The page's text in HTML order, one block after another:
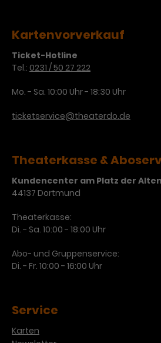
Kartenvorverkauf
Ticket-Hotline
Tel.: 0231 / 50 27 222
Mo. - Sa. 10:00 Uhr - 18:30 Uhr
ticketservice@theaterdo.de
Theaterkasse &
Kundencenter am Platz der
44137 Dortmund
Theaterkasse:
Di. - Sa. 10:00 - 18:00 Uhr
Abo- und Gruppenservice:
Di. - Fr. 10:00 - 16:00 Uhr
Service
Karten